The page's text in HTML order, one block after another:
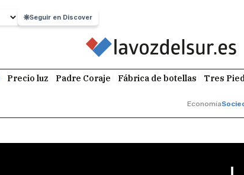
Seguir en Discover
Precio luz Padre Coraje Fábrica de botellas Tres
Economía